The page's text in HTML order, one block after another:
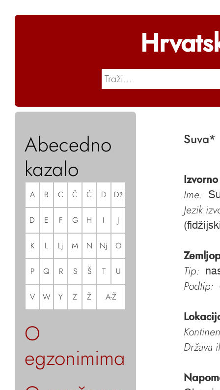
Abecedno
kazalo
A B C Č Ć D Dž
Đ E F G H I J
K L Lj M N Nj O
P Q R S Š T U
V W Y Z Ž A-Ž
O
egzonimima
Suva*
Ime:
Jezik
Tip:
Podtip:
Država